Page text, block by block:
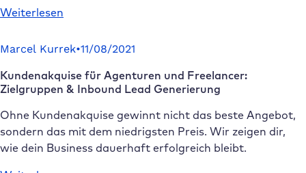
Weiterlesen
für
und
Freelancer:
Remarketing
&
Affiliate
Marcel Kurrek•11/08/2021
Kundenakquise für Agenturen und Freelancer:
Zielgruppen & Inbound Lead Generierung
Ohne Kundenakquise gewinnt nicht das beste Angebot,
sondern das mit dem niedrigsten Preis. Wir zeigen dir,
wie dein Business dauerhaft erfolgreich bleibt.